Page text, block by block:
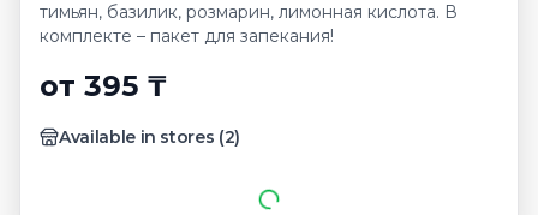
тимьян, базилик, розмарин, лимонная кислота. В
комплекте – пакет для запекания!
от 395 ₸
Available in stores (2)